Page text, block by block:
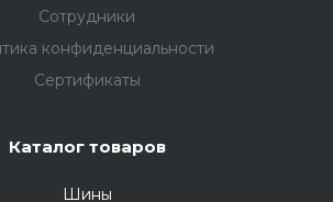
Сотрудники
конфиденциальности
Сертификаты
Каталог товаров
Шины